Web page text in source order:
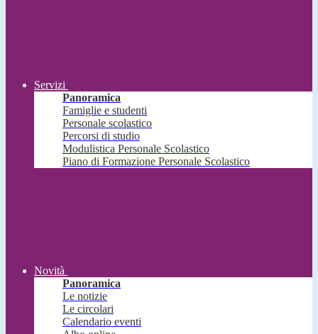
Servizi
Panoramica
Famiglie e studenti
Personale scolastico
Percorsi di studio
Modulistica Personale Scolastico
Piano di Formazione Personale Scolastico
Novità
Panoramica
Le notizie
Le circolari
Calendario eventi